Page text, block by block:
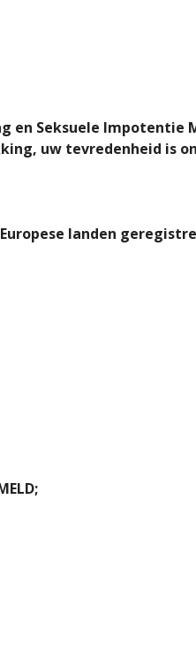
en Seksuele Impotentie
uw tevredenheid is
landen